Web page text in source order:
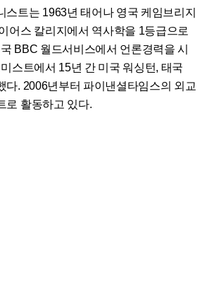
스트는 1963년 태어나 영국 케임브리지
어스 칼리지에서 역사학을 1등급으로
BBC 월드서비스에서 언론경력을 시
스트에서 15년 간 미국 워싱턴, 태국
다. 2006년부터 파이낸셜타임스의 외교
로 활동하고 있다.